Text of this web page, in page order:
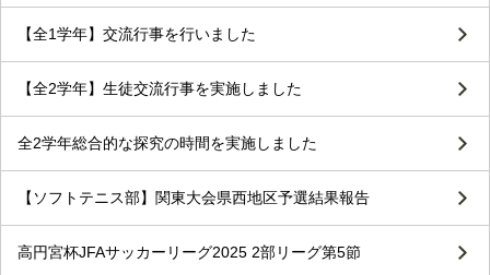
【全1学年】交流行事を行いました
【全2学年】生徒交流行事を実施しました
全2学年総合的な探究の時間を実施しました
【ソフトテニス部】関東大会県西地区予選結果報告
高円宮杯JFAサッカーリーグ2025 2部リーグ第5節